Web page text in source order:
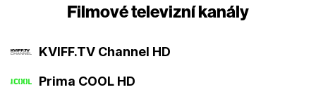
Filmové televizní kanály
KVIFF.TV Channel HD
Prima COOL HD